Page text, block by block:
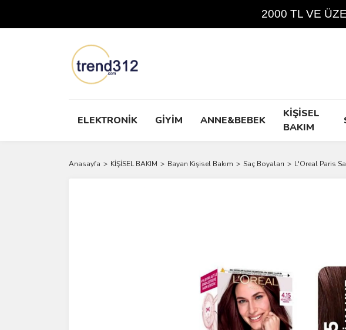
2000 TL VE
ELEKTRONİK GİYİM ANNE&BEBEK
KİŞİSEL
BAKIM
Anasayfa KİŞİSEL BAKIM Bayan Kişisel Bakım Saç Boyaları L'Oreal Paris